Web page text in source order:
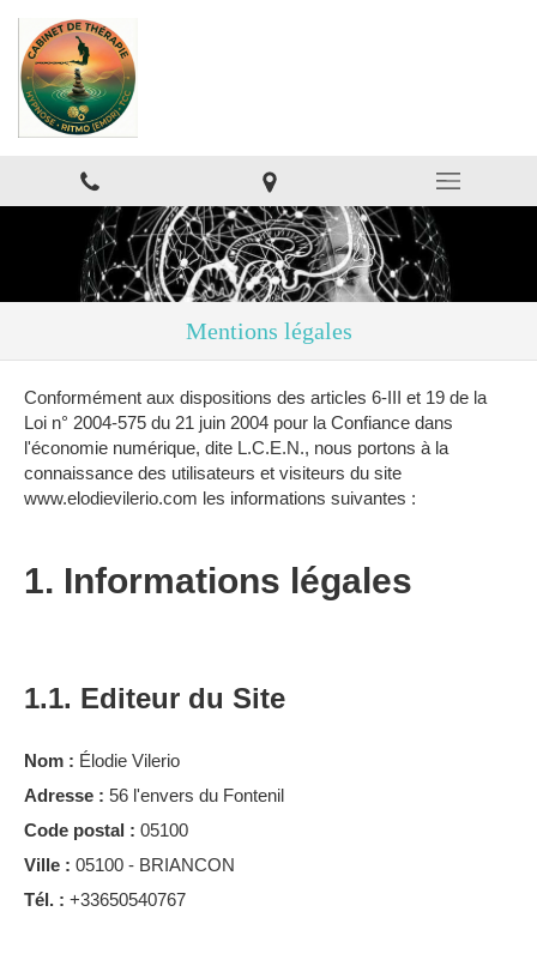
Mentions légales
Conformément aux dispositions des articles 6-III et 19 de la
Loi n° 2004-575 du 21 juin 2004 pour la Confiance dans
l'économie numérique, dite L.C.E.N., nous portons à la
connaissance des utilisateurs et visiteurs du site
www.elodievilerio.com les informations suivantes :
1. Informations légales
1.1. Editeur du Site
Nom : Élodie Vilerio
Adresse : 56 l'envers du Fontenil
Code postal : 05100
Ville : 05100 - BRIANCON
Tél. : +33650540767